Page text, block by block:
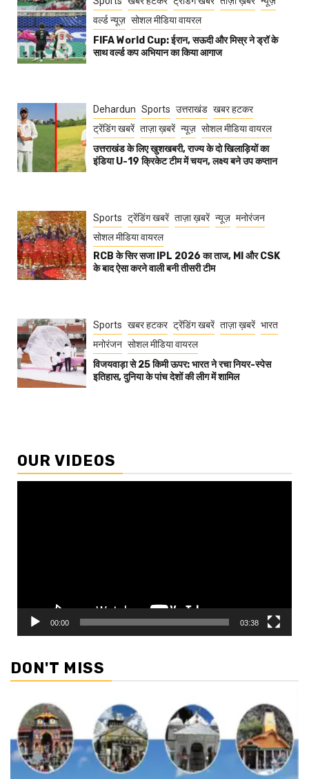
वर्ल्ड न्यूज़ सोशल मीडिया वायरल
FIFA World Cup: ईरान, सऊदी और मिस्र ने ड्रॉ के
साथ वर्ल्ड कप अभियान का किया आगाज
Dehardun Sports उत्तराखंड खबर हटकर
ट्रेंडिंग खबरें ताज़ा ख़बरें न्यूज़ सोशल मीडिया वायरल
उत्तराखंड के लिए खुशखबरी, राज्य के दो खिलाड़ियों का
इंडिया U-19 क्रिकेट टीम में चयन, लक्ष्य बने उप कप्तान
Sports ट्रेंडिंग खबरें ताज़ा ख़बरें न्यूज़ मनोरंजन
सोशल मीडिया वायरल
RCB के सिर सजा IPL 2026 का ताज, MI और CSK
के बाद ऐसा करने वाली बनी तीसरी टीम
Sports खबर हटकर ट्रेंडिंग खबरें ताज़ा ख़बरें भारत
मनोरंजन सोशल मीडिया वायरल
विजयवाड़ा से 25 किमी ऊपर: भारत ने रचा नियर-स्पेस
इतिहास, दुनिया के पांच देशों की लीग में शामिल
OUR VIDEOS
00:00 03:38
DON'T MISS